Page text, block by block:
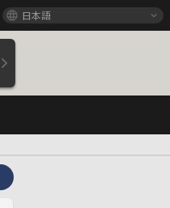
日本語